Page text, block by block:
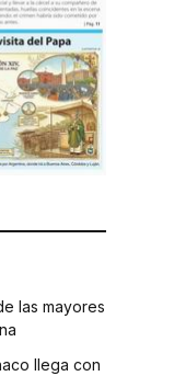
las mayores
llega con